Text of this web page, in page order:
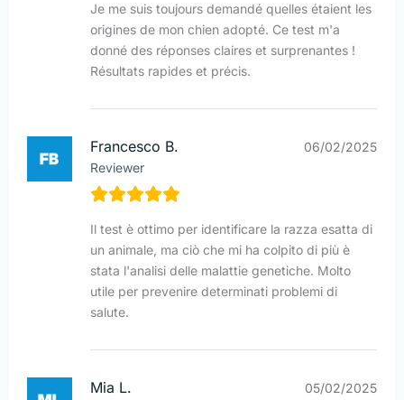
Je me suis toujours demandé quelles étaient les
origines de mon chien adopté. Ce test m'a
donné des réponses claires et surprenantes !
Résultats rapides et précis.
Francesco B.
Reviewer
06/02/2025
Il test è ottimo per identificare la razza esatta di
un animale, ma ciò che mi ha colpito di più è
stata l'analisi delle malattie genetiche. Molto
utile per prevenire determinati problemi di
salute.
Mia L. 05/02/2025